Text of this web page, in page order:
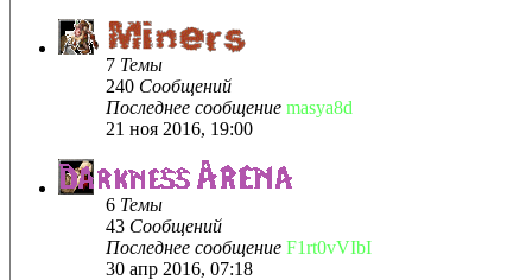
7 Темы
240 Сообщений
Последнее сообщение masya8d
21 ноя 2016, 19:00
6 Темы
43 Сообщений
Последнее сообщение F1rt0vVIbI
30 апр 2016, 07:18